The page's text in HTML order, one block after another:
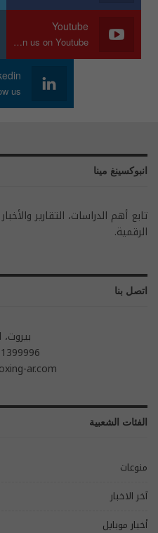
Youtube
Join us on Youtube
us
انبوكسينغ مينا
تابع أهم الدراسات، التقارير
الرقمية.
اتصل بنا
بيروت،
ar.com
الفئات الشعبية
منوعات
آخر الاخبار
أخبار موبايل